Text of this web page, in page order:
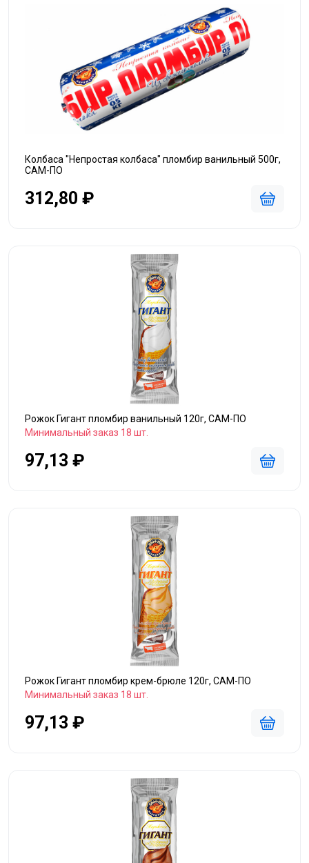
Колбаса "Непростая колбаса" пломбир ванильный 500г,
САМ-ПО
312,80 ₽
Рожок Гигант пломбир ванильный 120г, САМ-ПО
Минимальный заказ 18 шт.
97,13 ₽
Рожок Гигант пломбир крем-брюле 120г, САМ-ПО
Минимальный заказ 18 шт.
97,13 ₽